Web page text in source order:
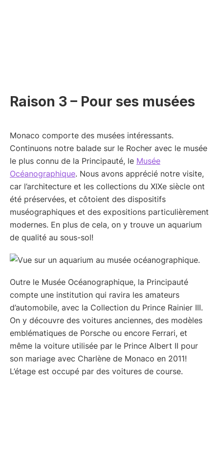
Raison 3 – Pour ses musées
Monaco comporte des musées intéressants.
Continuons notre balade sur le Rocher avec le musée
le plus connu de la Principauté, le Musée
Océanographique. Nous avons apprécié notre visite,
car l’architecture et les collections du XIXe siècle ont
été préservées, et côtoient des dispositifs
muséographiques et des expositions particulièrement
modernes. En plus de cela, on y trouve un aquarium
de qualité au sous-sol!
Outre le Musée Océanographique, la Principauté
compte une institution qui ravira les amateurs
d’automobile, avec la Collection du Prince Rainier III.
On y découvre des voitures anciennes, des modèles
emblématiques de Porsche ou encore Ferrari, et
même la voiture utilisée par le Prince Albert II pour
son mariage avec Charlène de Monaco en 2011!
L’étage est occupé par des voitures de course.